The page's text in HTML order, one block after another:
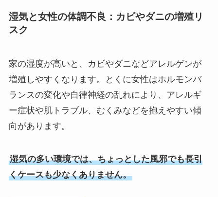
湿気と女性の体調不良：カビやダニの増殖リ
スク
家の湿度が高いと、カビやダニなどアレルゲンが
増殖しやすくなります。とくに女性はホルモンバ
ランスの変化や自律神経の乱れにより、アレルギ
ー症状や肌トラブル、むくみなどを抱えやすい傾
向があります。
湿気の多い環境では、ちょっとした風邪でも長引
くケースも少なくありません。